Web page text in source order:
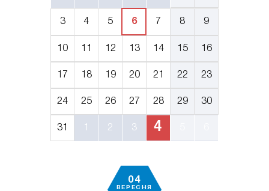
3 4 5 6 7 8 9
10 12 13 14 15 16
17 18 19 20 21 22 23
24 25 26 27 28 29 30
31 2 3 4
04
ВЕРЕСНЯ